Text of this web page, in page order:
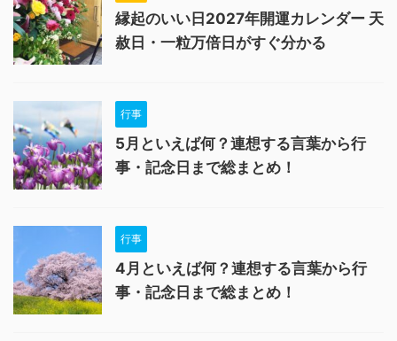
縁起のいい日2027年開運カレンダー 天
赦日・一粒万倍日がすぐ分かる
行事
5月といえば何？連想する言葉から行
事・記念日まで総まとめ！
行事
4月といえば何？連想する言葉から行
事・記念日まで総まとめ！